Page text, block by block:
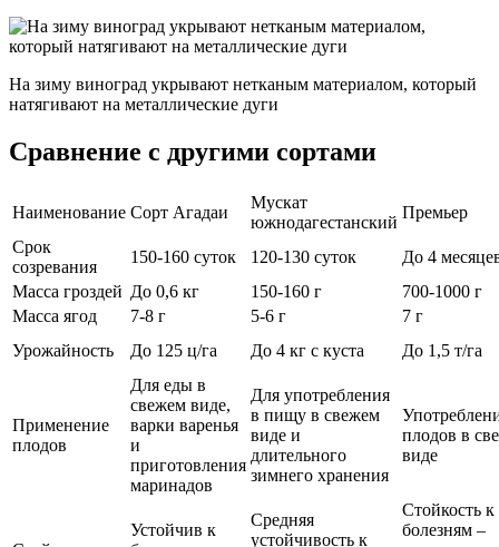
На зиму виноград укрывают нетканым материалом, который
натягивают на металлические дуги
Сравнение с другими сортами
Наименование Сорт Агадаи
Мускат
южнодагестанский
Премьер
Срок
созревания
150-160 суток 120-130 суток
До 4
Масса гроздей До 0,6 кг 150-160 г
700-1000 г
Масса ягод
7-8 г 5-6 г
7 г
Урожайность
До 125 ц/га До 4 кг с куста До 1,5 т/га
Применение
плодов
Для еды в
свежем виде,
варки варенья
и
приготовления
маринадов
Для употребления
в пищу в свежем
виде и
длительного
зимнего хранения
плодов в
виде
Устойчив к
Средняя
устойчивость к
Стойкость к
болезням –